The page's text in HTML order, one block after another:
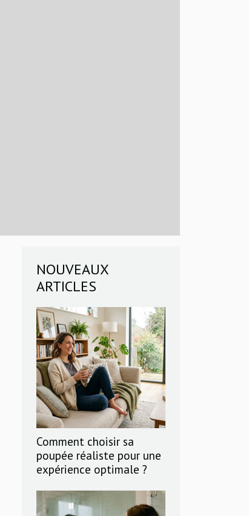
NOUVEAUX
ARTICLES
Comment choisir sa
poupée réaliste pour une
expérience optimale ?